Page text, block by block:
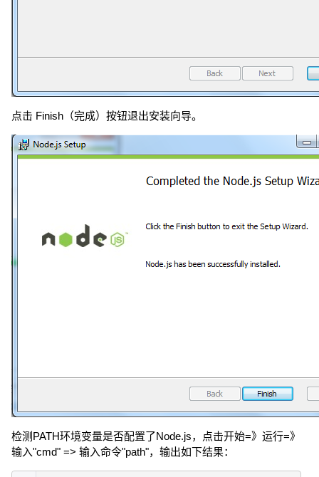
点击 Finish（完成）按钮退出安装向导。
检测PATH环境变量是否配置了Node.js，点击开始=》运行=》
输入"cmd" => 输入命令"path"，输出如下结果：